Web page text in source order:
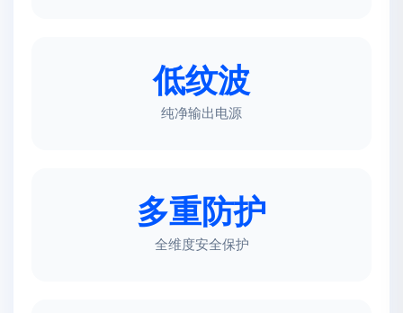
低纹波
纯净输出电源
多重防护
全维度安全保护